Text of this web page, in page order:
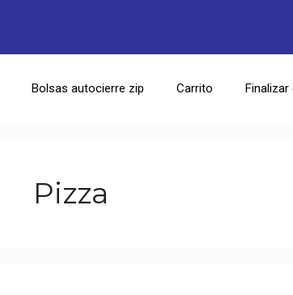
Bolsas autocierre zip Carrito
Pizza